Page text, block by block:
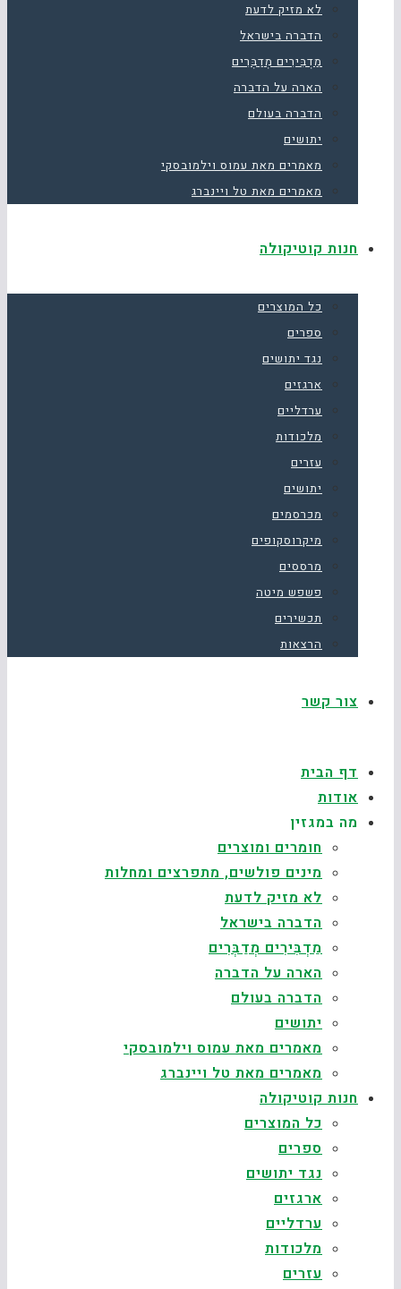
לא מזיק לדעת
הדברה בישראל
מַדְבִּירִים מְדַבְּרִים
הארה על הדברה
הדברה בעולם
יתושים
מאמרים מאת עמוס וילמובסקי
מאמרים מאת טל ויינברג
חנות קוטיקולה
כל המוצרים
ספרים
נגד יתושים
ארגזים
ערדליים
מלכודות
עזרים
יתושים
מכרסמים
מיקרוסקופים
מרססים
פשפש מיטה
תכשירים
הרצאות
צור קשר
דף הבית
אודות
מה במגזין
חומרים ומוצרים
מינים פולשים, מתפרצים ומחלות
לא מזיק לדעת
הדברה בישראל
מַדְבִּירִים מְדַבְּרִים
הארה על הדברה
הדברה בעולם
יתושים
מאמרים מאת עמוס וילמובסקי
מאמרים מאת טל ויינברג
חנות קוטיקולה
כל המוצרים
ספרים
נגד יתושים
ארגזים
ערדליים
מלכודות
עזרים